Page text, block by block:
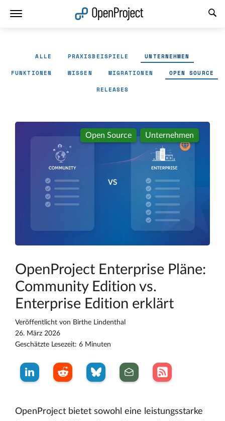
ALLE PRAXISBEISPIELE UNTERNEHMEN
FUNKTIONEN WISSEN MIGRATIONEN OPEN SOURCE
RELEASES
Open Source Unternehmen
OpenProject Enterprise Pläne:
Community Edition vs.
Enterprise Edition erklärt
Veröffentlicht von Birthe Lindenthal
26. März 2026
Geschätzte Lesezeit: 6 Minuten
OpenProject bietet sowohl eine leistungsstarke
Link in neuem Tab öffnen